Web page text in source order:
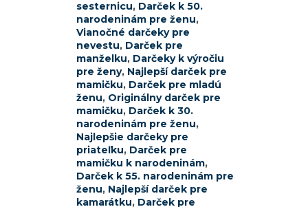
sesternicu, Darček k 50.
narodeninám pre ženu,
Vianočné darčeky pre
nevestu, Darček pre
manželku, Darčeky k výročiu
pre ženy, Najlepší darček pre
mamičku, Darček pre mladú
ženu, Originálny darček pre
mamičku, Darček k 30.
narodeninám pre ženu,
Najlepšie darčeky pre
priateľku, Darček pre
mamičku k narodeninám,
Darček k 55. narodeninám pre
ženu, Najlepší darček pre
kamarátku, Darček pre